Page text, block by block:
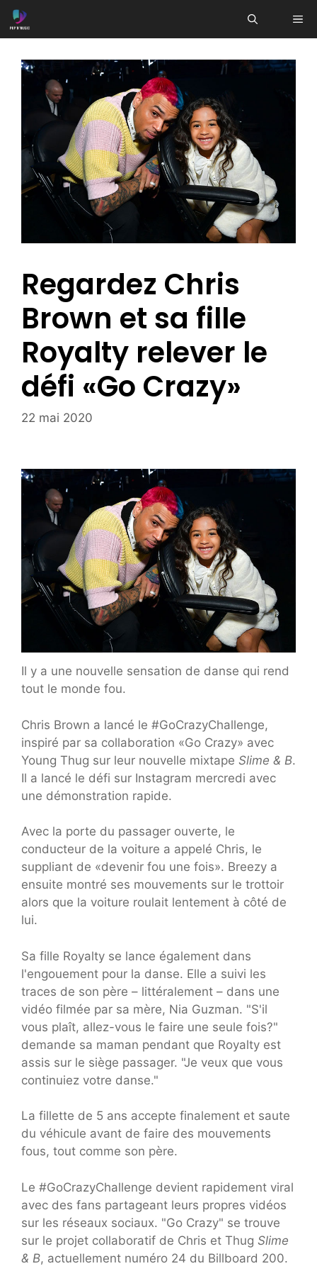
Aller
au
Regardez Chris
Brown et sa fille
Royalty relever le
défi «Go Crazy»
22 mai 2020
Il y a une nouvelle sensation de danse qui rend
tout le monde fou.
Chris Brown a lancé le #GoCrazyChallenge,
inspiré par sa collaboration «Go Crazy» avec
Young Thug sur leur nouvelle mixtape Slime & B.
Il a lancé le défi sur Instagram mercredi avec
une démonstration rapide.
Avec la porte du passager ouverte, le
conducteur de la voiture a appelé Chris, le
suppliant de «devenir fou une fois». Breezy a
ensuite montré ses mouvements sur le trottoir
alors que la voiture roulait lentement à côté de
lui.
Sa fille Royalty se lance également dans
l'engouement pour la danse. Elle a suivi les
traces de son père – littéralement – dans une
vidéo filmée par sa mère, Nia Guzman. "S'il
vous plaît, allez-vous le faire une seule fois?"
demande sa maman pendant que Royalty est
assis sur le siège passager. "Je veux que vous
continuiez votre danse."
La fillette de 5 ans accepte finalement et saute
du véhicule avant de faire des mouvements
fous, tout comme son père.
Le #GoCrazyChallenge devient rapidement viral
avec des fans partageant leurs propres vidéos
sur les réseaux sociaux. "Go Crazy" se trouve
sur le projet collaboratif de Chris et Thug Slime
& B, actuellement numéro 24 du Billboard 200.